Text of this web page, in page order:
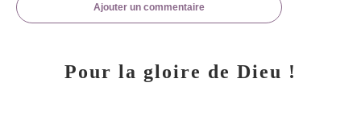
Ajouter un commentaire
Pour la gloire de Dieu !